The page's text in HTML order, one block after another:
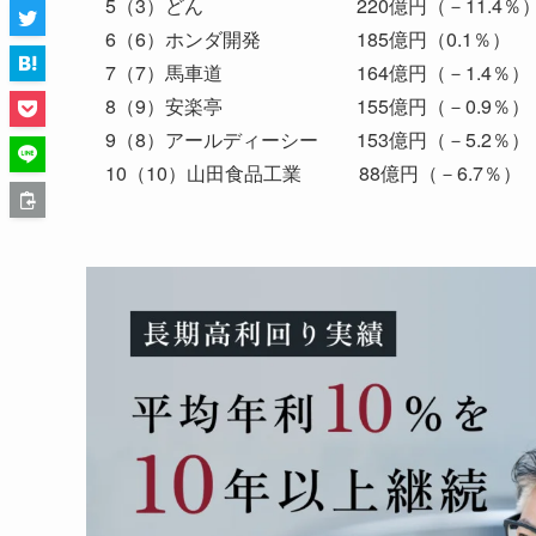
6（6）ホンダ開発 185億円（0.1％）
7（7）馬車道 164億円（－1.4％）
8（9）安楽亭 155億円（－0.9％）
9（8）アールディーシー 153億円（－5.2％）
10（10）山田食品工業 88億円（－6.7％）